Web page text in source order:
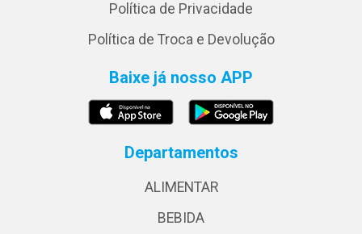
Política de Privacidade
Política de Troca e Devolução
Baixe já nosso APP
Departamentos
ALIMENTAR
BEBIDA